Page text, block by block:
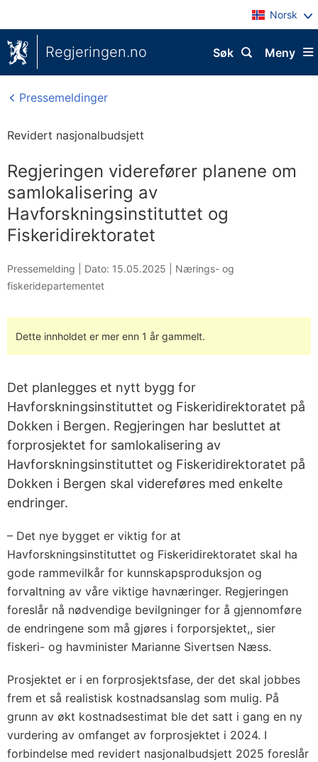
Norsk
Regjeringen.no Meny
Søk
Pressemeldinger
Revidert nasjonalbudsjett
Regjeringen viderefører planene om
samlokalisering av
Havforskningsinstituttet og
Fiskeridirektoratet
Pressemelding | Dato: 15.05.2025
Nærings- og
fiskeridepartementet
Dette innholdet er mer enn 1 år gammelt.
Det planlegges et nytt bygg for
Havforskningsinstituttet og Fiskeridirektoratet på
Dokken i Bergen. Regjeringen har besluttet at
forprosjektet for samlokalisering av
Havforskningsinstituttet og Fiskeridirektoratet på
Dokken i Bergen skal videreføres med enkelte
endringer.
– Det nye bygget er viktig for at
Havforskningsinstituttet og Fiskeridirektoratet skal ha
gode rammevilkår for kunnskapsproduksjon og
forvaltning av våre viktige havnæringer. Regjeringen
foreslår nå nødvendige bevilgninger for å gjennomføre
de endringene som må gjøres i forporsjektet,, sier
fiskeri- og havminister Marianne Sivertsen Næss.
Prosjektet er i en forprosjektsfase, der det skal jobbes
frem et så realistisk kostnadsanslag som mulig. På
grunn av økt kostnadsestimat ble det satt i gang en ny
vurdering av omfanget av forprosjektet i 2024. I
forbindelse med revidert nasjonalbudsjett 2025 foreslår